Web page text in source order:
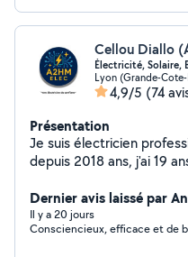
Cellou Diallo
Électricité, Solaire,
Lyon (Grande-
4,9/5 (74
Présentation
Je suis électricien
depuis 2018 ans, j'ai 19
tertaire. Je fais des installations dans les neufs et
anciens, villas, immeuble,
commerces.
Dernier avis laissé par
Il y a 20 jours
Consciencieux, efficace et de